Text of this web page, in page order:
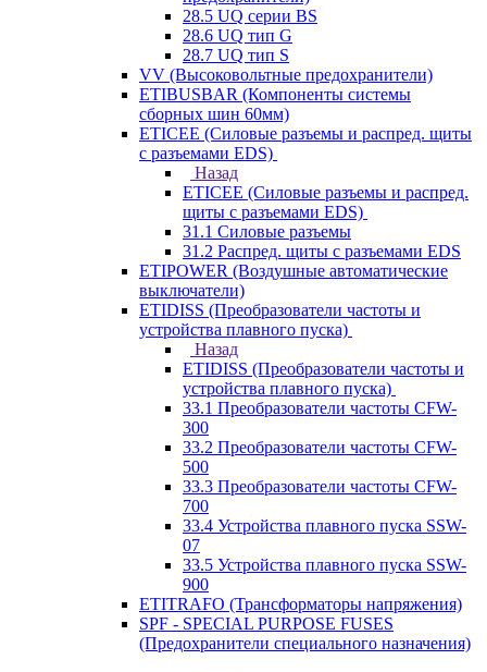
28.5 UQ серии BS
28.6 UQ тип G
28.7 UQ тип S
VV (Высоковольтные предохранители)
ETIBUSBAR (Компоненты системы
сборных шин 60мм)
ETICEE (Силовые разъемы и распред. щиты
с разъемами EDS)
Назад
ETICEE (Силовые разъемы и распред.
щиты с разъемами EDS)
31.1 Силовые разъемы
31.2 Распред. щиты с разъемами EDS
ETIPOWER (Воздушные автоматические
выключатели)
ETIDISS (Преобразователи частоты и
устройства плавного пуска)
Назад
ETIDISS (Преобразователи частоты и
устройства плавного пуска)
33.1 Преобразователи частоты CFW-
300
33.2 Преобразователи частоты CFW-
500
33.3 Преобразователи частоты CFW-
700
33.4 Устройства плавного пуска SSW-
07
33.5 Устройства плавного пуска SSW-
900
ETITRAFO (Трансформаторы напряжения)
SPF - SPECIAL PURPOSE FUSES
(Предохранители специального назначения)